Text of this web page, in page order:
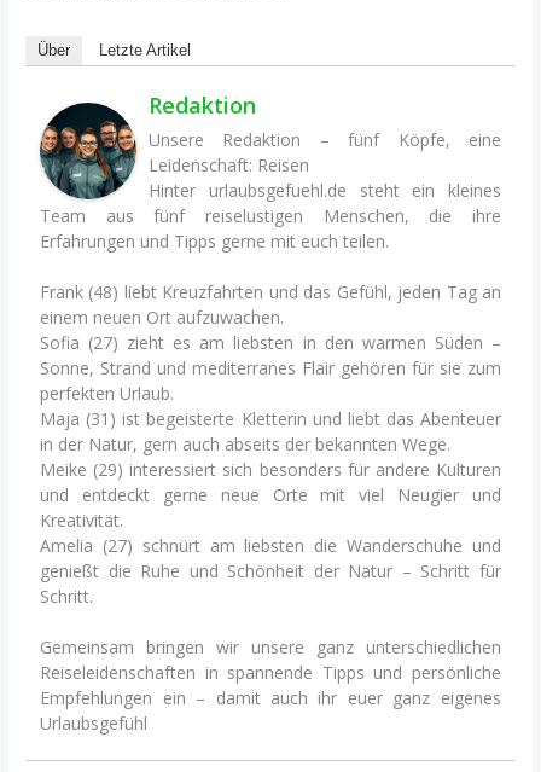
Über Letzte Artikel
Redaktion
Unsere Redaktion – fünf Köpfe, eine
Leidenschaft: Reisen
Hinter urlaubsgefuehl.de steht ein kleines
Team aus fünf reiselustigen Menschen, die ihre
Erfahrungen und Tipps gerne mit euch teilen.
Frank (48) liebt Kreuzfahrten und das Gefühl, jeden Tag an
einem neuen Ort aufzuwachen.
Sofia (27) zieht es am liebsten in den warmen Süden –
Sonne, Strand und mediterranes Flair gehören für sie zum
perfekten Urlaub.
Maja (31) ist begeisterte Kletterin und liebt das Abenteuer
in der Natur, gern auch abseits der bekannten Wege.
Meike (29) interessiert sich besonders für andere Kulturen
und entdeckt gerne neue Orte mit viel Neugier und
Kreativität.
Amelia (27) schnürt am liebsten die Wanderschuhe und
genießt die Ruhe und Schönheit der Natur – Schritt für
Schritt.
Gemeinsam bringen wir unsere ganz unterschiedlichen
Reiseleidenschaften in spannende Tipps und persönliche
Empfehlungen ein – damit auch ihr euer ganz eigenes
Urlaubsgefühl